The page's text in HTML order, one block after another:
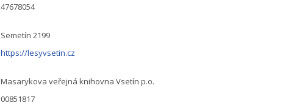
47678054
Semetín 2199
https://lesyvsetin.cz
Masarykova veřejná knihovna Vsetín p.o.
00851817